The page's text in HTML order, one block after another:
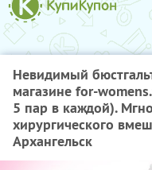
Невидимый
магазине for-
5 пар в каждой).
хирургического
Архангельск